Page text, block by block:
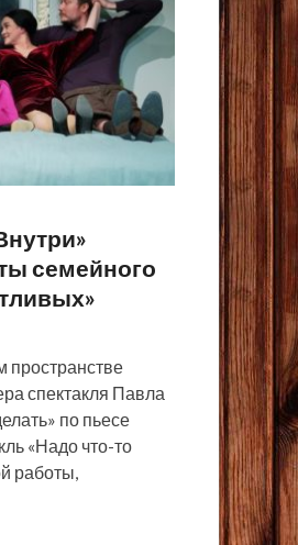
семейного
пространстве
спектакля Павла
по пьесе
«Надо что-то
работы,